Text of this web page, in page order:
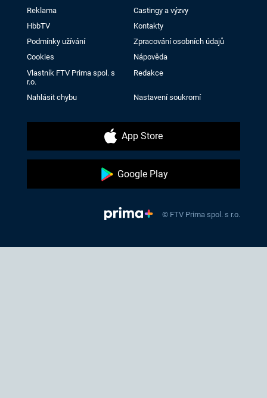
Reklama
Castingy a výzvy
HbbTV
Kontakty
Podmínky užívání
Zpracování osobních údajů
Cookies
Nápověda
Vlastník FTV Prima spol. s
r.o.
Redakce
Nahlásit chybu Nastavení soukromí
App Store
Google Play
© FTV Prima spol. s r.o.